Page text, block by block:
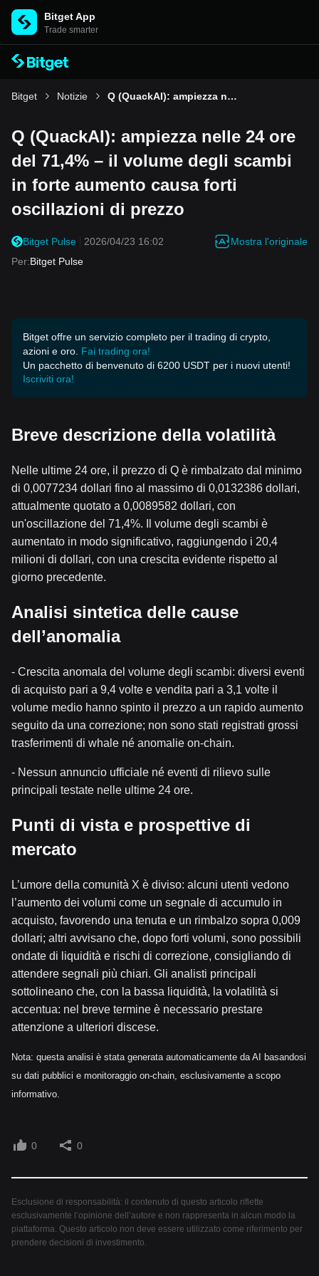
Bitget App
Trade smarter
Bitget Notizie Q (QuackAI): ampiezza nelle 24 ore del 71,4% – il volume degli scambi in forte aumento causa forti oscillazioni di prezzo
Q (QuackAI): ampiezza nelle 24 ore
del 71,4% – il volume degli scambi
in forte aumento causa forti
oscillazioni di prezzo
Bitget Pulse 2026/04/23 16:02
Mostra l'originale
Per:Bitget Pulse
Bitget offre un servizio completo per il trading di crypto,
azioni e oro. Fai trading ora!
Un pacchetto di benvenuto di 6200 USDT per i nuovi utenti!
Iscriviti ora!
Breve descrizione della volatilità
Nelle ultime 24 ore, il prezzo di Q è rimbalzato dal minimo
di 0,0077234 dollari fino al massimo di 0,0132386 dollari,
attualmente quotato a 0,0089582 dollari, con
un'oscillazione del 71,4%. Il volume degli scambi è
aumentato in modo significativo, raggiungendo i 20,4
milioni di dollari, con una crescita evidente rispetto al
giorno precedente.
Analisi sintetica delle cause
dell’anomalia
- Crescita anomala del volume degli scambi: diversi eventi
di acquisto pari a 9,4 volte e vendita pari a 3,1 volte il
volume medio hanno spinto il prezzo a un rapido aumento
seguito da una correzione; non sono stati registrati grossi
trasferimenti di whale né anomalie on-chain.
- Nessun annuncio ufficiale né eventi di rilievo sulle
principali testate nelle ultime 24 ore.
Punti di vista e prospettive di
mercato
L’umore della comunità X è diviso: alcuni utenti vedono
l’aumento dei volumi come un segnale di accumulo in
acquisto, favorendo una tenuta e un rimbalzo sopra 0,009
dollari; altri avvisano che, dopo forti volumi, sono possibili
ondate di liquidità e rischi di correzione, consigliando di
attendere segnali più chiari. Gli analisti principali
sottolineano che, con la bassa liquidità, la volatilità si
accentua: nel breve termine è necessario prestare
attenzione a ulteriori discese.
Nota: questa analisi è stata generata automaticamente da AI basandosi
su dati pubblici e monitoraggio on-chain, esclusivamente a scopo
informativo.
0 0
Esclusione di responsabilità: il contenuto di questo articolo riflette
esclusivamente l’opinione dell’autore e non rappresenta in alcun modo la
piattaforma. Questo articolo non deve essere utilizzato come riferimento per
prendere decisioni di investimento.